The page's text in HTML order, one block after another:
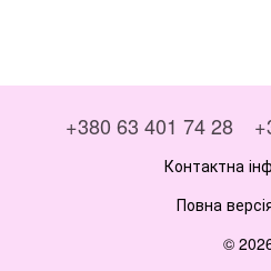
+380 63 401 74 28
Контактна
Повна
©